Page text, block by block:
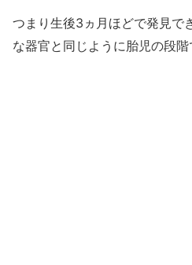
つまり生後3ヵ月ほどで発見で
な器官と同じように胎児の段階